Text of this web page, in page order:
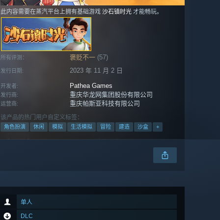
此内容需要在蒸汽平台上拥有基础游戏 沙石镇时光 才能畅玩。
所有评测： 褒贬不一 (57)
发行日期: 2023 年 11 月 2 日
开发者: Pathea Games
发行商: 重庆华龙网集团股份有限公司
运营商: 重庆帕斯亚科技有限公司
该产品的热门用户自定义标签：
角色扮演 休闲 模拟 生活模拟 冒险 建造 沙盒 +
单人
DLC